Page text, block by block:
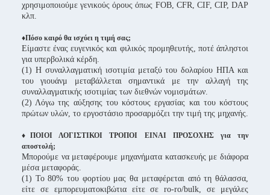
χρησιμοποιούμε γενικούς όρους όπως FOB, CFR, CIF, CIP, DAP
κλπ.
♦Πόσο καιρό θα ισχύει η τιμή σας;
Είμαστε ένας ευγενικός και φιλικός προμηθευτής, ποτέ άπληστοι
για υπερβολικά κέρδη.
(1) Η συναλλαγματική ισοτιμία μεταξύ του δολαρίου ΗΠΑ και
του γιουάνμ μεταβάλλεται σημαντικά με την αλλαγή της
συναλλαγματικής ισοτιμίας των διεθνών νομισμάτων.
(2) Λόγω της αύξησης του κόστους εργασίας και του κόστους
πρώτων υλών, το εργοστάσιο προσαρμόζει την τιμή της μηχανής.
♦ΠΟΙΟΙ ΛΟΓΙΣΤΙΚΟΙ ΤΡΟΠΟΙ ΕΙΝΑΙ ΠΡΟΣΟΧΗΣ για την
αποστολή;
Μπορούμε να μεταφέρουμε μηχανήματα κατασκευής με διάφορα
μέσα μεταφοράς.
(1) Το 80% του φορτίου μας θα μεταφέρεται από τη θάλασσα,
είτε σε εμπορευματοκιβώτια είτε σε ro-ro/bulk, σε μεγάλες